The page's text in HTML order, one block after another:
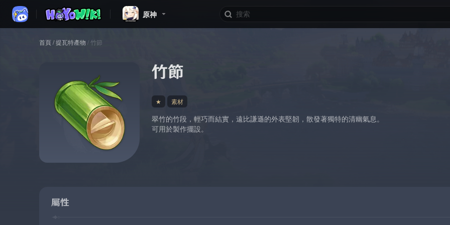
原神
首頁/提瓦特產物 /竹節
竹節
★ 素材
翠竹的竹段，輕巧而結實，遠比謙遜的外表堅韌，散發著獨特的清幽氣息。
可用於製作擺設。
屬性